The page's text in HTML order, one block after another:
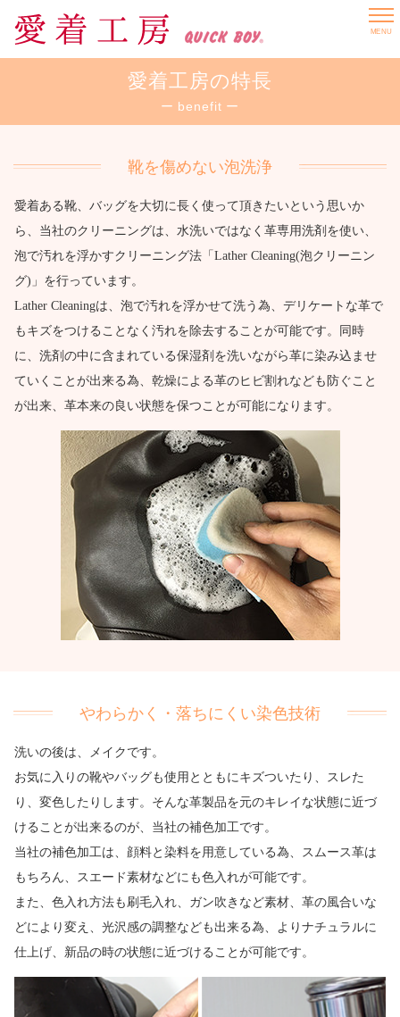
愛着工房の特長
benefit
靴を傷めない泡洗浄
愛着ある靴、バッグを大切に長く使って頂きたいという思いか
ら、当社のクリーニングは、水洗いではなく革専用洗剤を使い、
泡で汚れを浮かすクリーニング法「Lather Cleaning(泡クリーニン
グ)」を行っています。
Lather Cleaningは、泡で汚れを浮かせて洗う為、デリケートな革で
もキズをつけることなく汚れを除去することが可能です。同時
に、洗剤の中に含まれている保湿剤を洗いながら革に染み込ませ
ていくことが出来る為、乾燥による革のヒビ割れなども防ぐこと
が出来、革本来の良い状態を保つことが可能になります。
やわらかく・落ちにくい染色技術
洗いの後は、メイクです。
お気に入りの靴やバッグも使用とともにキズついたり、スレた
り、変色したりします。そんな革製品を元のキレイな状態に近づ
けることが出来るのが、当社の補色加工です。
当社の補色加工は、顔料と染料を用意している為、スムース革は
もちろん、スエード素材などにも色入れが可能です。
また、色入れ方法も刷毛入れ、ガン吹きなど素材、革の風合いな
どにより変え、光沢感の調整なども出来る為、よりナチュラルに
仕上げ、新品の時の状態に近づけることが可能です。
MENU